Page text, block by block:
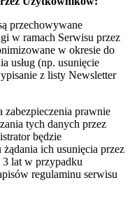
przechowywane
w ramach Serwisu przez
w okresie do
usług (np. usunięcie
z listy Newsletter
prawnie
tych danych przez
będzie
ich usunięcia przez
lat w przypadku
regulaminu serwisu